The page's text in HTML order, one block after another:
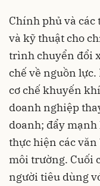
Chính phủ và các
và kỹ thuật cho
trình chuyển đổi
chế về nguồn lực.
cơ chế khuyến
doanh nghiệp
doanh; đẩy
thực hiện các
môi trường. Cuối
người tiêu dùng